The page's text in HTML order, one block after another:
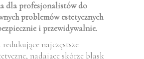
dla profesjonalistów do
problemów estetycznych
i przewidywalnie.
najczęstsze
nadające skórze blask